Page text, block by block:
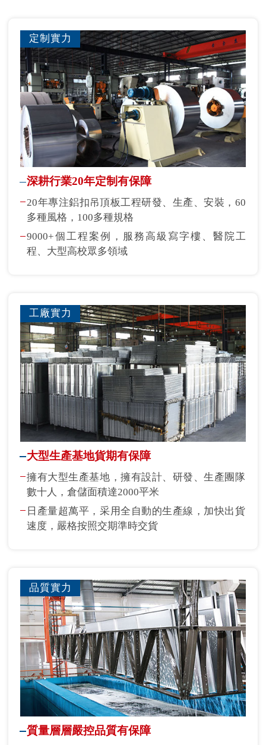
定制實力
深耕行業20年定制有保障
20年專注鋁扣吊頂板工程研發、生產、安裝，60
多種風格，100多種規格
9000+個工程案例，服務高級寫字樓、醫院工
程、大型高校眾多領域
工廠實力
大型生產基地貨期有保障
擁有大型生產基地，擁有設計、研發、生產團隊
數十人，倉儲面積達2000平米
日產量超萬平，采用全自動的生產線，加快出貨
速度，嚴格按照交期準時交貨
品質實力
質量層層嚴控品質有保障